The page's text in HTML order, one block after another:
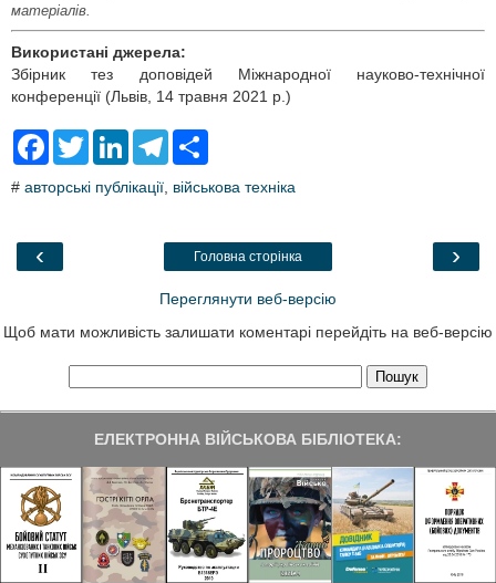
матеріалів.
Використані джерела:
Збірник тез доповідей Міжнародної науково-технічної
конференції (Львів, 14 травня 2021 р.)
F
e
o
T
t
L
k
T
e
a
r
# авторські публікації військова техніка
‹ ›
Головна сторінка
Переглянути веб-версію
Щоб мати можливість залишати коментарі перейдіть на веб-версію
ЕЛЕКТРОННА ВІЙСЬКОВА БІБЛІОТЕКА: